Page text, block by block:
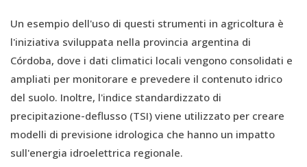
Un esempio dell'uso di questi strumenti in agricoltura è
l'iniziativa sviluppata nella provincia argentina di
Córdoba, dove i dati climatici locali vengono consolidati e
ampliati per monitorare e prevedere il contenuto idrico
del suolo. Inoltre, l'indice standardizzato di
precipitazione-deflusso (TSI) viene utilizzato per creare
modelli di previsione idrologica che hanno un impatto
sull'energia idroelettrica regionale.